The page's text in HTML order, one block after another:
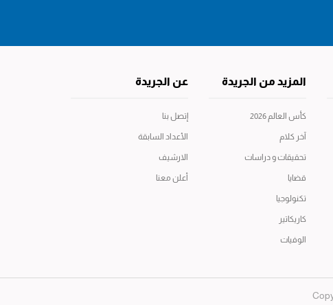
المزيد من الجريدة
كأس العالم 2026
آخر كلام
تحقيقات و دراسات
قضايا
تكنولوجيا
كاريكاتير
الوفيات
عن الجريدة
إتصل بنا
الأعداد السابقة
الارشيف
أعلن معنا